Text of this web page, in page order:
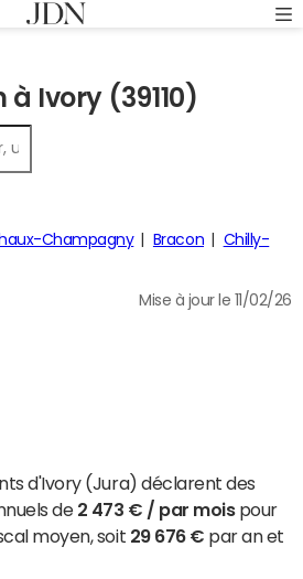
Ivory (39110)
Champagny Bracon
Chilly-
Mise à jour le 11/02/26
d'Ivory (Jura) déclarent des
de 2 473 € / par moispour
moyen, soit 29 676 € par an et